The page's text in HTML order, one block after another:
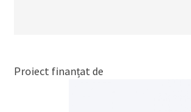
Proiect finanțat de